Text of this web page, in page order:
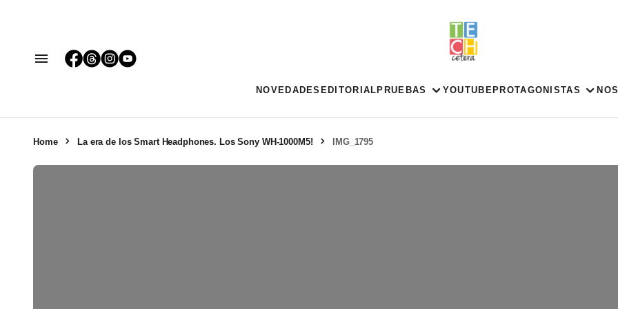
NOVEDADES EDITORIAL PRUEBAS YOUTUBE PROTAGONISTAS
Home La era de los Smart Headphones. Los Sony WH-1000M5! IMG_1795